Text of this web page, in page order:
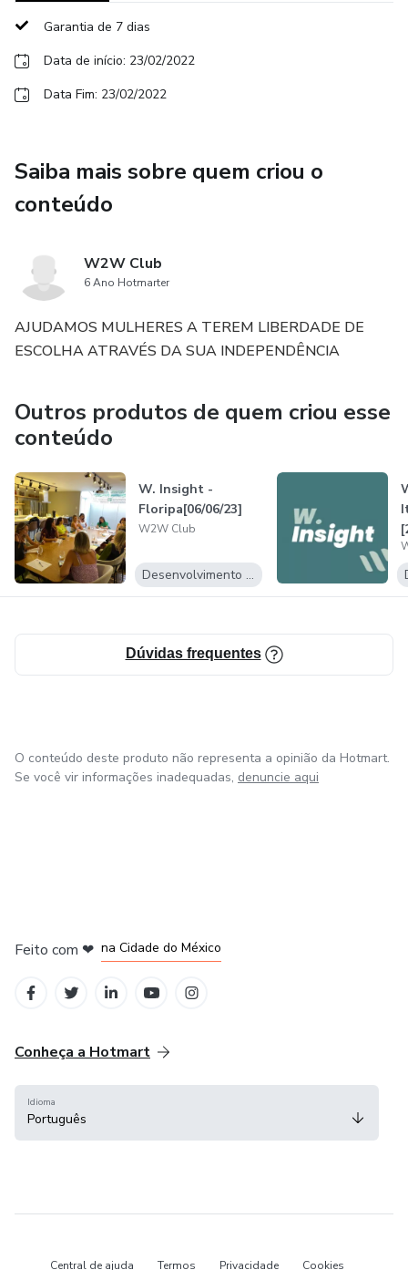
Garantia de 7 dias
Data de início: 23/02/2022
Data Fim: 23/02/2022
Saiba mais sobre quem criou o
conteúdo
W2W Club
6 Ano Hotmarter
AJUDAMOS MULHERES A TEREM LIBERDADE DE
ESCOLHA ATRAVÉS DA SUA INDEPENDÊNCIA
Outros produtos de quem criou esse
conteúdo
W. Insight -
Floripa[06/06/23]
W2W Club
Desenvolvimento Pessoal
Dúvidas frequentes
O conteúdo deste produto não representa a opinião da Hotmart.
Se você vir informações inadequadas, denuncie aqui
Feito com ❤ na Cidade do México
Conheça a Hotmart
Idioma
Português
Central de ajuda Termos Privacidade Cookies